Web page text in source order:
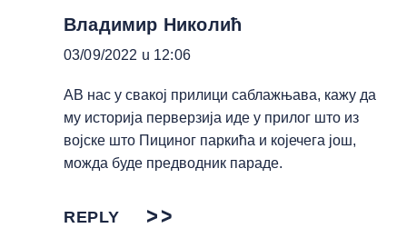
Владимир Николић
03/09/2022 u 12:06
АВ нас у свакој прилици саблажњава, кажу да
му историја перверзија иде у прилог што из
војске што Пициног паркића и којечега још,
можда буде предводник параде.
REPLY